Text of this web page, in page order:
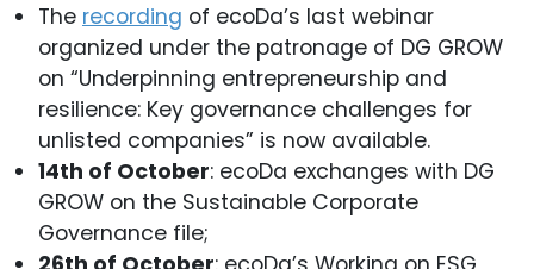
The recording of ecoDa’s last webinar
organized under the patronage of DG GROW
on “Underpinning entrepreneurship and
resilience: Key governance challenges for
unlisted companies” is now available.
14th of October: ecoDa exchanges with DG
GROW on the Sustainable Corporate
Governance file;